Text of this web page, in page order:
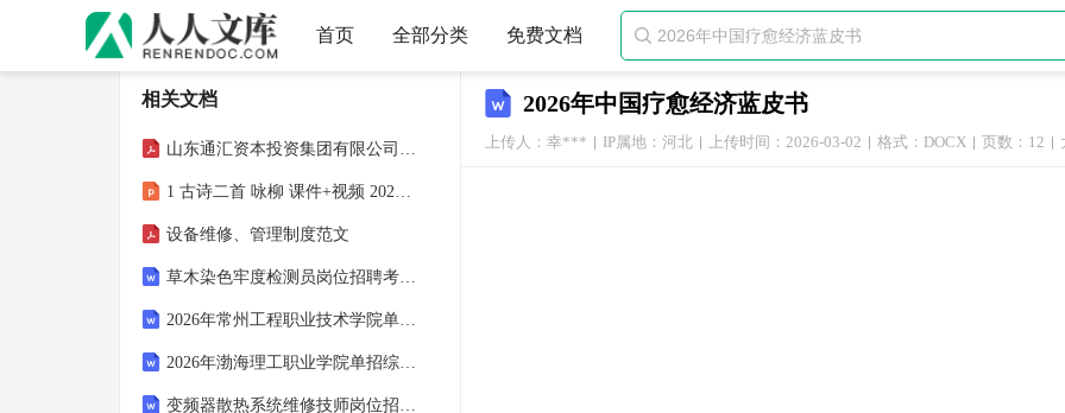
首页 全部分类 免费文档 
2026年中国疗愈经济蓝皮书
上传人：幸*** IP属地：河北 上传时间：2026-03-02 格式：DOCX 页数：12
相关文档
山东通汇资本投资集团有限公司招聘笔试题库2026
1 古诗二首 咏柳 课件+视频 2025-2026学年统编版语文二年级下册
设备维修、管理制度范文
草木染色牢度检测员岗位招聘考试试卷及答案
2026年常州工程职业技术学院单招综合素质考试题库含答案解析
2026年渤海理工职业学院单招综合素质考试题库及答案解析
变频器散热系统维修技师岗位招聘考试试卷及答案